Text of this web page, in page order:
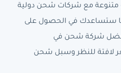
متنوعة مع شركات شحن دولية
ستساعدك في الحصول على
أفضل شركة شحن في
لافتة للنظر وسبل شحن